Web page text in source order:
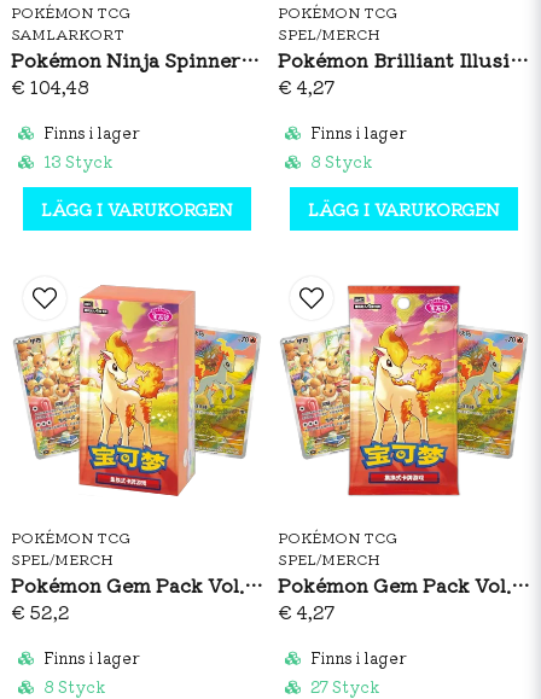
POKÉMON TCG
SAMLARKORT
Pokémon Ninja Spinner Booster Box (JP)
€ 104,48
Finns i lager
13 Styck
LÄGG I VARUKORGEN
POKÉMON TCG
SPEL/MERCH
Pokémon Brilliant Illusions CSV8C Booster Pack Slim (S-CH)
€ 4,27
Finns i lager
8 Styck
LÄGG I VARUKORGEN
POKÉMON TCG
SPEL/MERCH
Pokémon Gem Pack Vol. 4 Booster Box (S-CH)
€ 52,2
Finns i lager
8 Styck
POKÉMON TCG
SPEL/MERCH
Pokémon Gem Pack Vol. 4 Booster Pack (S-CH)
€ 4,27
Finns i lager
27 Styck